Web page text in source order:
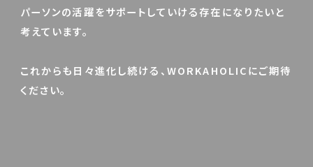
パーソンの活躍をサポートしていける存在になりたいと
考えています。
これからも日々進化し続ける、WORKAHOLICにご期待
ください。